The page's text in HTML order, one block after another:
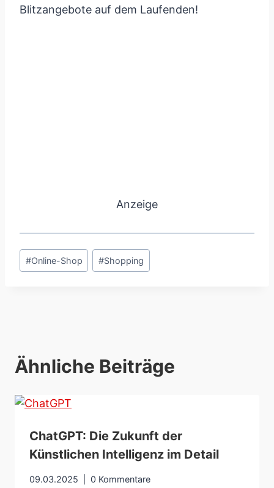
Blitzangebote auf dem Laufenden!
Anzeige
Schlagworte:
#Online-Shop #Shopping
Ähnliche Beiträge
ChatGPT: Die Zukunft der
Künstlichen Intelligenz im Detail
09.03.2025 0 Kommentare